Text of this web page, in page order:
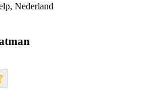
Nederland